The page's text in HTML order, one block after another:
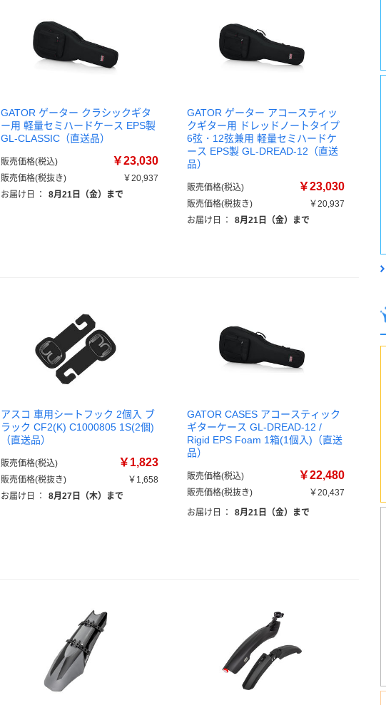
GATOR ゲーター クラシックギタ
ー用 軽量セミハードケース EPS製
GL-CLASSIC（直送品）
販売価格(税込) ￥23,030
販売価格(税抜き)
￥20,937
お届け日
： 8月21日（金）まで
GATOR ゲーター アコースティッ
クギター用 ドレッドノートタイプ
6弦・12弦兼用 軽量セミハードケ
ース EPS製 GL-DREAD-12（直送
品）
販売価格(税込) ￥23,030
販売価格(税抜き)
￥20,937
お届け日
： 8月21日（金）まで
アスコ 車用シートフック 2個入 ブ
ラック CF2(K) C1000805 1S(2個)
（直送品）
販売価格(税込) ￥1,823
販売価格(税抜き)
￥1,658
お届け日
： 8月27日（木）まで
GATOR CASES アコースティック
ギターケース GL-DREAD-12 /
Rigid EPS Foam 1箱(1個入)（直送
品）
販売価格(税込) ￥22,480
販売価格(税抜き)
￥20,437
お届け日
： 8月21日（金）まで